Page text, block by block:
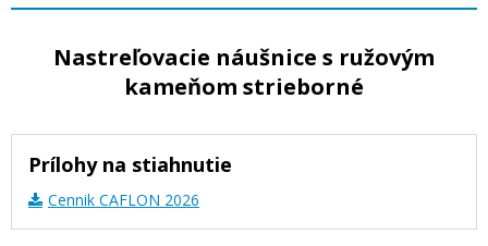
Nastreľovacie náušnice s ružovým
kameňom strieborné
Prílohy na stiahnutie
Cennik CAFLON 2026